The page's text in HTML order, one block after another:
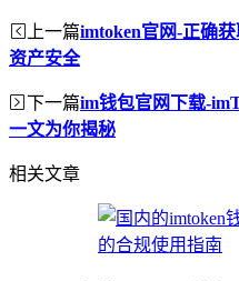
上一篇imtoken官网-正确
资产安全
下一篇im钱包官网下载-
一文为你揭秘
相关文章